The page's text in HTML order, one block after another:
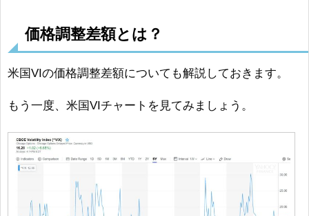
価格調整差額とは？
米国VIの価格調整差額についても解説しておきます。
もう一度、米国VIチャートを見てみましょう。